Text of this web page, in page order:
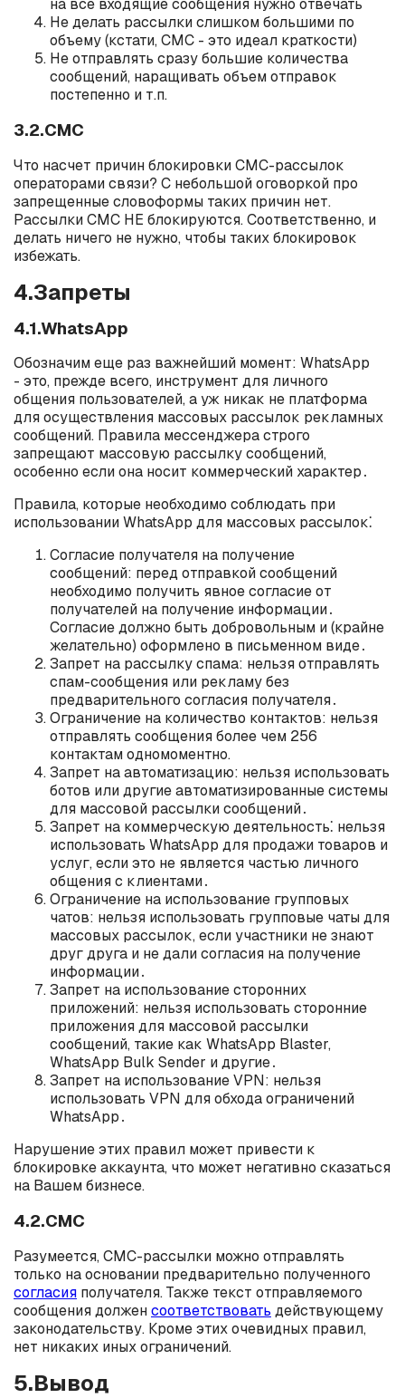
на все входящие сообщения нужно отвечать
Не делать рассылки слишком большими по
объему (кстати, СМС - это идеал краткости)
Не отправлять сразу большие количества
сообщений, наращивать объем отправок
постепенно и т.п.
3.2.СМС
Что насчет причин блокировки СМС-рассылок
операторами связи? С небольшой оговоркой про
запрещенные словоформы таких причин нет.
Рассылки СМС НЕ блокируются. Соответственно, и
делать ничего не нужно, чтобы таких блокировок
избежать.
4.Запреты
4.1.WhatsApp
Обозначим еще раз важнейший момент: WhatsApp
- это, прежде всего, инструмент для личного
общения пользователей, а уж никак не платформа
для осуществления массовых рассылок рекламных
сообщений. Правила мессенджера строго
запрещают массовую рассылку сообщений,
особенно если она носит коммерческий характер․
Правила, которые необходимо соблюдать при
использовании WhatsApp для массовых рассылок⁚
Согласие получателя на получение
сообщений: перед отправкой сообщений
необходимо получить явное согласие от
получателей на получение информации․
Согласие должно быть добровольным и (крайне
желательно) оформлено в письменном виде․
Запрет на рассылку спама: нельзя отправлять
спам-сообщения или рекламу без
предварительного согласия получателя․
Ограничение на количество контактов: нельзя
отправлять сообщения более чем 256
контактам одномоментно.
Запрет на автоматизацию: нельзя использовать
ботов или другие автоматизированные системы
для массовой рассылки сообщений․
Запрет на коммерческую деятельность⁚ нельзя
использовать WhatsApp для продажи товаров и
услуг, если это не является частью личного
общения с клиентами․
Ограничение на использование групповых
чатов: нельзя использовать групповые чаты для
массовых рассылок, если участники не знают
друг друга и не дали согласия на получение
информации․
Запрет на использование сторонних
приложений: нельзя использовать сторонние
приложения для массовой рассылки
сообщений, такие как WhatsApp Blaster,
WhatsApp Bulk Sender и другие․
Запрет на использование VPN: нельзя
использовать VPN для обхода ограничений
WhatsApp․
Нарушение этих правил может привести к
блокировке аккаунта, что может негативно сказаться
на Вашем бизнесе.
4.2.СМС
Разумеется, СМС-рассылки можно отправлять
только на основании предварительно полученного
согласия получателя. Также текст отправляемого
сообщения долженсоответствовать действующему
законодательству. Кроме этих очевидных правил,
нет никаких иных ограничений.
5.Вывод